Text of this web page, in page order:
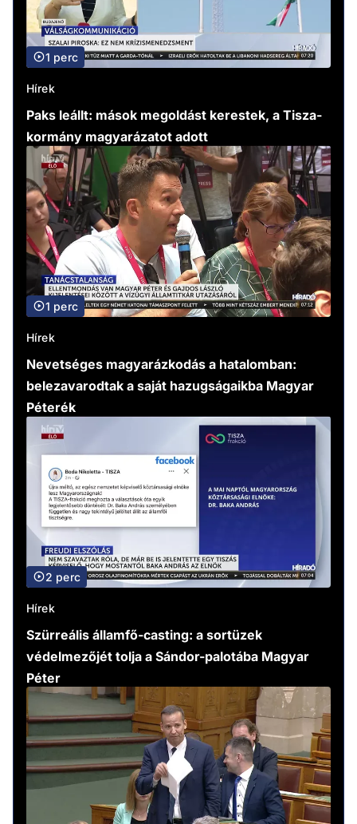
1 perc
Hírek
Paks leállt: mások megoldást kerestek, a Tisza-
kormány magyarázatot adott
1 perc
Hírek
Nevetséges magyarázkodás a hatalomban:
belezavarodtak a saját hazugságaikba Magyar
Péterék
2 perc
Hírek
Szürreális államfő-casting: a sortüzek
védelmezőjét tolja a Sándor-palotába Magyar
Péter